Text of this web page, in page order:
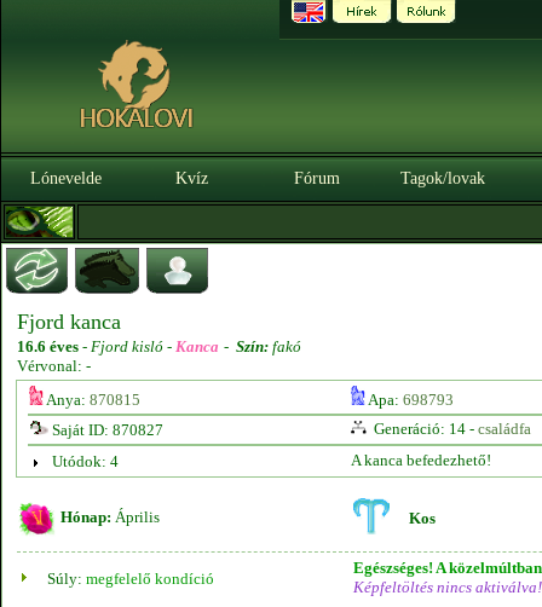
Lónevelde Kvíz Fórum Tagok/lovak
Fjord kanca
16.6 éves - Fjord kisló - Kanca - Szín: fakó
Vérvonal: -
Anya: 870815 Apa: 698793
Saját ID: 870827
Generáció: 14 - családfa
Utódok: 4
A kanca befedezhető!
Hónap: Április Kos
Súly: megfelelő kondíció
Egészséges! A
Képfeltöltés nincs aktiválva!